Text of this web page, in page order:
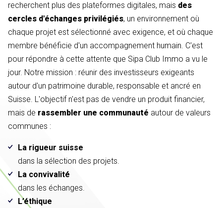
recherchent plus des plateformes digitales, mais des
cercles d'échanges privilégiés, un environnement où
chaque projet est sélectionné avec exigence, et où chaque
membre bénéficie d'un accompagnement humain. C'est
pour répondre à cette attente que Sipa Club Immo a vu le
jour. Notre mission : réunir des investisseurs exigeants
autour d'un patrimoine durable, responsable et ancré en
Suisse. L'objectif n'est pas de vendre un produit financier,
mais de rassembler une communauté autour de valeurs
communes :
La rigueur suisse
dans la sélection des projets.
La convivalité
dans les échanges.
L’éthique